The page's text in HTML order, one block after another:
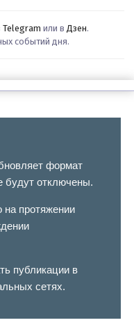
Telegram или в Дзен.
событий дня.
формат
будут отключены.
на протяжении
публикации в
сетях.